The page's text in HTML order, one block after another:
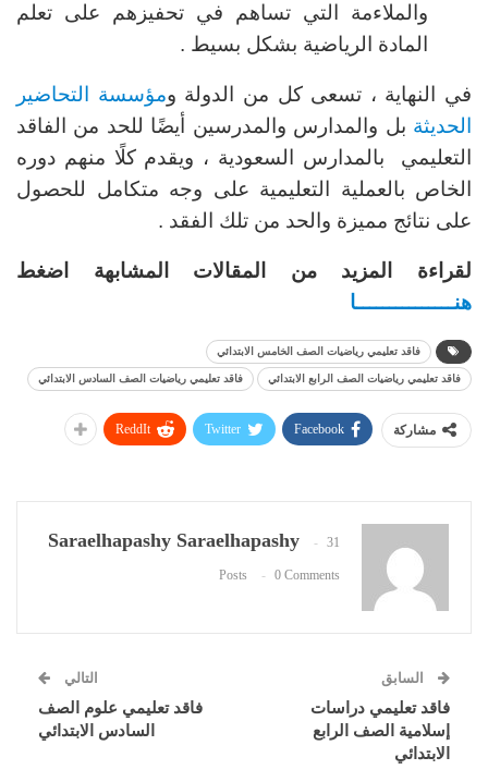
والملاءمة التي تساهم في تحفيزهم على تعلم
المادة الرياضية بشكل بسيط .
في النهاية ، تسعى كل من الدولة ومؤسسة التحاضير
الحديثة بل والمدارس والمدرسين أيضًا للحد من الفاقد
التعليمي بالمدارس السعودية ، ويقدم كلًا منهم دوره
الخاص بالعملية التعليمية على وجه متكامل للحصول
على نتائج مميزة والحد من تلك الفقد .
لقراءة المزيد من المقالات المشابهة اضغط
هنـــــــــــــــا
فاقد تعليمي رياضيات الصف الخامس الابتدائي
فاقد تعليمي رياضيات الصف الرابع الابتدائي فاقد تعليمي رياضيات الصف السادس الابتدائي
مشاركة Facebook
Twitter
ReddIt
Saraelhapashy Saraelhapashy 31
Posts 0 Comments
السابق
فاقد تعليمي دراسات
إسلامية الصف الرابع
الابتدائي
التالي
فاقد تعليمي علوم الصف
السادس الابتدائي